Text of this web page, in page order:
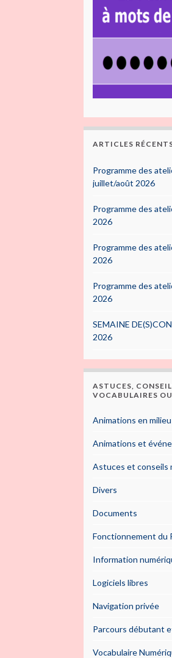
ARTICLES
Programme des
juillet/août 2026
Programme des
2026
Programme des
2026
Programme des
2026
SEMAINE
2026
ASTUCES,
VOCABULAIRES
Animations en
Animations et
Astuces et conseils
Divers
Documents
Fonctionnement du
Information
Logiciels libres
Navigation privée
Parcours débutant
Vocabulaire